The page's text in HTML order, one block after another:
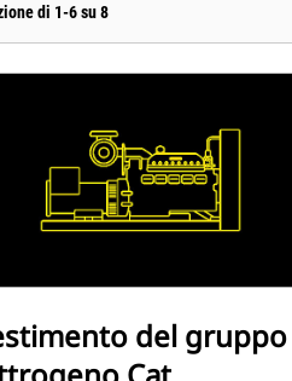
di 1-6 su 8
del gruppo